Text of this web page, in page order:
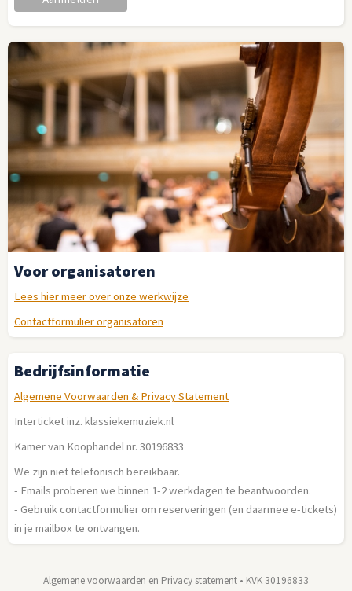
Voor organisatoren
Lees hier meer over onze werkwijze
Contactformulier organisatoren
Bedrijfsinformatie
Algemene Voorwaarden & Privacy Statement
Interticket inz. klassiekemuziek.nl
Kamer van Koophandel nr. 30196833
We zijn niet telefonisch bereikbaar.
- Emails proberen we binnen 1-2 werkdagen te beantwoorden.
- Gebruik contactformulier om reserveringen (en daarmee e-tickets)
in je mailbox te ontvangen.
Algemene voorwaarden en Privacy statement • KVK 30196833